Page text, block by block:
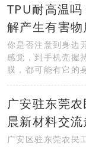
TPU耐高温
解产生有害物
你是否注意到身边
感觉，到手机壳握
膜，都可能有它的
广安驻东莞
晨新材料交
广安区驻东莞农民